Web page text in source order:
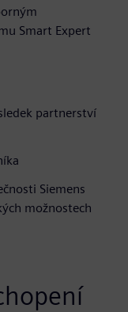
Smart Expert
partnerství
Siemens
možnostech